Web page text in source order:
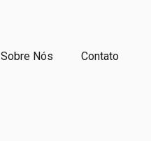
Sobre Nós Contato